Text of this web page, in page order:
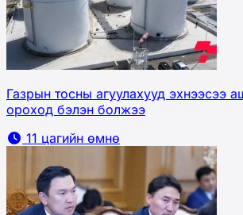
Газрын тосны агуулахууд эхнээсээ
ороход бэлэн болжээ
11 цагийн өмнө